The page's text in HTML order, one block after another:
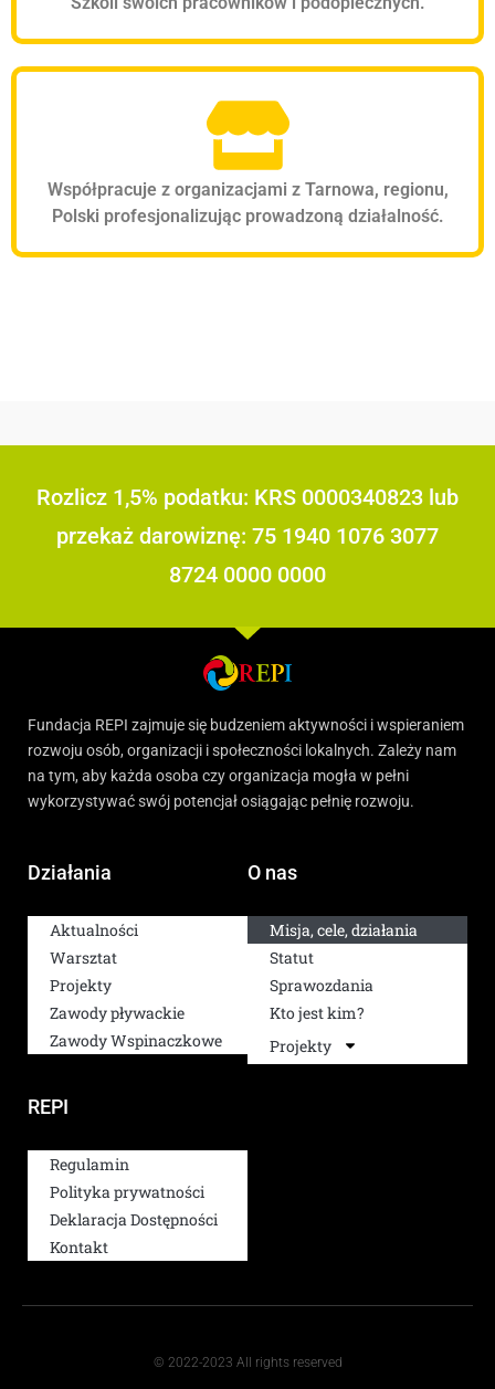
Współpracuje z organizacjami z Tarnowa, regionu,
Polski profesjonalizując prowadzoną działalność.
Rozlicz 1,5% podatku: KRS 0000340823 lub
przekaż darowiznę: 75 1940 1076 3077
8724 0000 0000
Fundacja REPI zajmuje się budzeniem aktywności i wspieraniem
rozwoju osób, organizacji i społeczności lokalnych. Zależy nam
na tym, aby każda osoba czy organizacja mogła w pełni
wykorzystywać swój potencjał osiągając pełnię rozwoju.
Działania
Aktualności
Warsztat
Projekty
Zawody pływackie
Zawody Wspinaczkowe
O nas
Misja, cele, działania
Statut
Sprawozdania
Kto jest kim?
Projekty
REPI
Regulamin
Polityka prywatności
Deklaracja Dostępności
Kontakt
© 2022-2023 All rights reserved